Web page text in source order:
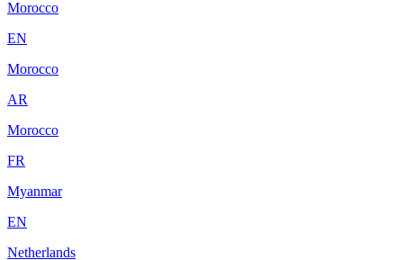
Morocco
EN
Morocco
AR
Morocco
FR
Myanmar
EN
Netherlands